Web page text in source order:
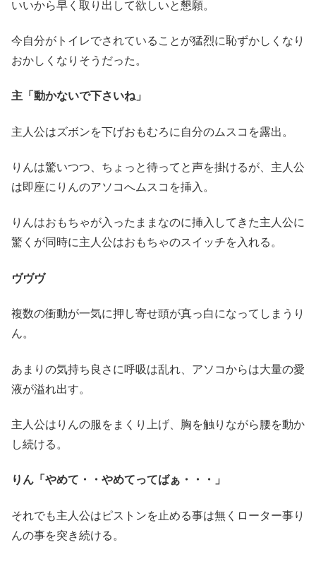
いいから早く取り出して欲しいと懇願。
今自分がトイレでされていることが猛烈に恥ずかしくなり
おかしくなりそうだった。
主「動かないで下さいね」
主人公はズボンを下げおもむろに自分のムスコを露出。
りんは驚いつつ、ちょっと待ってと声を掛けるが、主人公
は即座にりんのアソコへムスコを挿入。
りんはおもちゃが入ったままなのに挿入してきた主人公に
驚くが同時に主人公はおもちゃのスイッチを入れる。
ヴヴヴ
複数の衝動が一気に押し寄せ頭が真っ白になってしまうり
ん。
あまりの気持ち良さに呼吸は乱れ、アソコからは大量の愛
液が溢れ出す。
主人公はりんの服をまくり上げ、胸を触りながら腰を動か
し続ける。
りん「やめて・・やめてってばぁ・・・」
それでも主人公はピストンを止める事は無くローター事り
んの事を突き続ける。